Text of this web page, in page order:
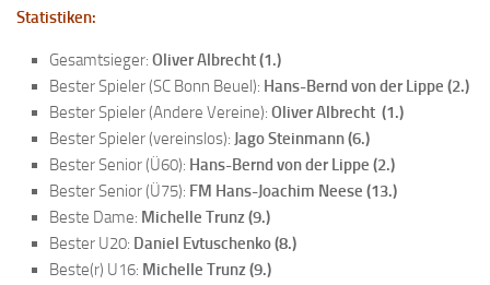
Mannschaften
1. Mannschaft
2. Mannschaft
3. Mannschaft
4. Mannschaft
Jugendschach
Statistiken:
Gesamtsieger: Oliver Albrecht (1.)
Bester Spieler (SC Bonn Beuel): Hans-Bernd von der Lippe (2.)
Bester Spieler (Andere Vereine): Oliver Albrecht (1.)
Bester Spieler (vereinslos): Jago Steinmann (6.)
Bester Senior (Ü60): Hans-Bernd von der Lippe (2.)
Bester Senior (Ü75): FM Hans-Joachim Neese (13.)
Beste Dame: Michelle Trunz (9.)
Bester U20: Daniel Evtuschenko (8.)
Beste(r) U16: Michelle Trunz (9.)